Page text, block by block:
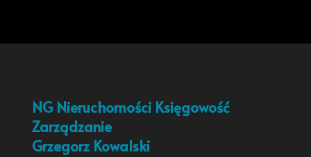
NG Nieruchomości Księgowość
Zarządzanie
Grzegorz Kowalski